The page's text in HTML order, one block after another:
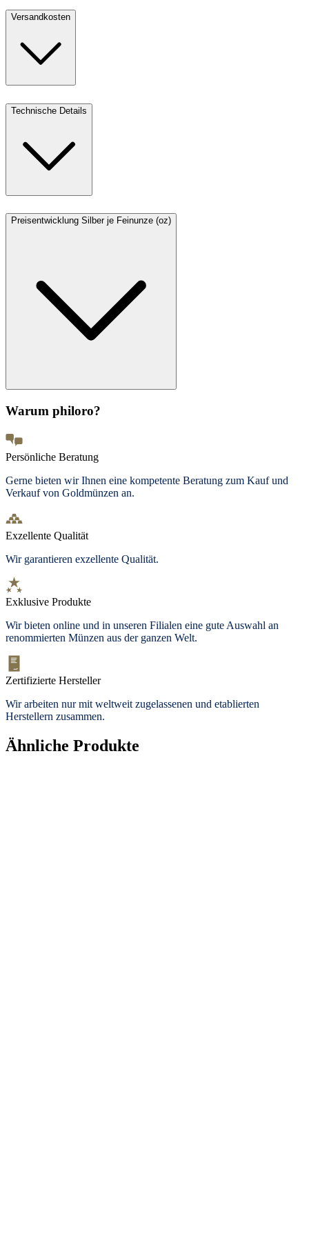
Versandkosten
Technische Details
Preisentwicklung Silber je Feinunze (oz)
Warum philoro?
Persönliche Beratung
Gerne bieten wir Ihnen eine kompetente Beratung zum Kauf und
Verkauf von Goldmünzen an.
Exzellente Qualität
Wir garantieren exzellente Qualität.
Exklusive Produkte
Wir bieten online und in unseren Filialen eine gute Auswahl an
renommierten Münzen aus der ganzen Welt.
Zertifizierte Hersteller
Wir arbeiten nur mit weltweit zugelassenen und etablierten
Herstellern zusammen.
Ähnliche Produkte